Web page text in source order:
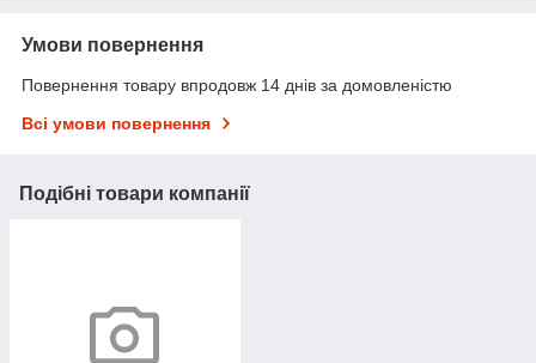
Умови повернення
Повернення товару впродовж 14 днів за домовленістю
Всі умови повернення
Подібні товари компанії